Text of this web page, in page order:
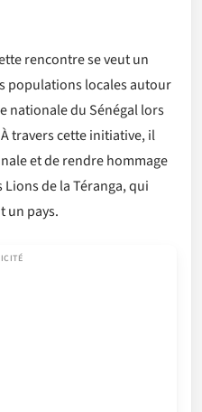
rencontre se veut un
populations locales autour
nationale du Sénégal lors
travers cette initiative, il
et de rendre hommage
de la Téranga, qui
un pays.